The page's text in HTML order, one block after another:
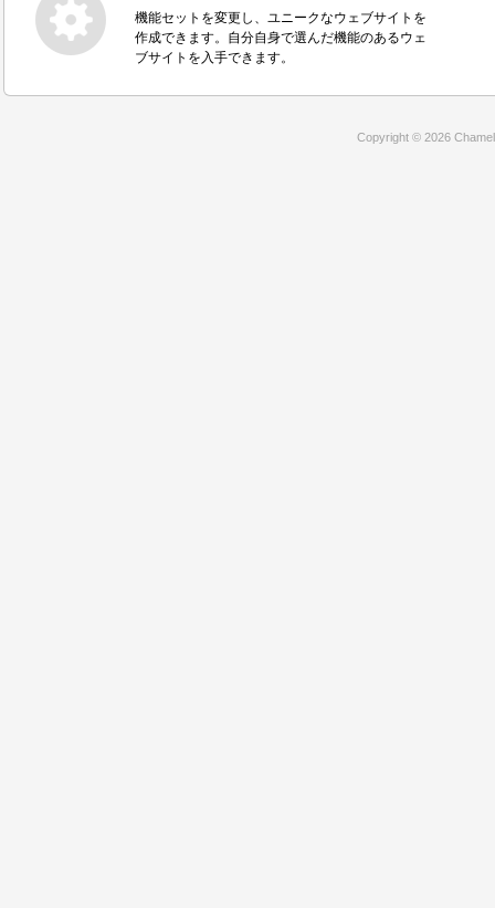
機能セットを変更し、ユニークなウェブサイトを
作成できます。自分自身で選んだ機能のあるウェ
ブサイトを入手できます。
Copyright © 2026